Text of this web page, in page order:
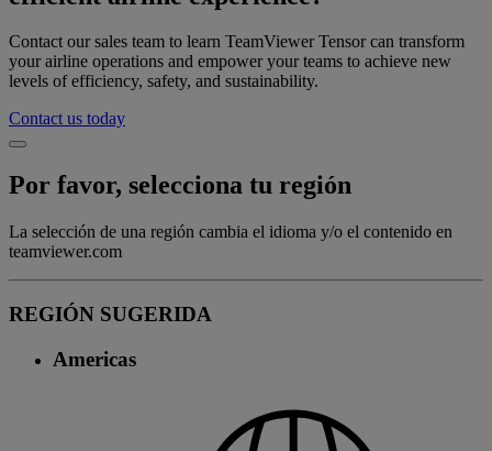
Contact our sales team to learn TeamViewer Tensor can transform
your airline operations and empower your teams to achieve new
levels of efficiency, safety, and sustainability.
Contact us today
Por favor, selecciona tu región
La selección de una región cambia el idioma y/o el contenido en
teamviewer.com
REGIÓN SUGERIDA
Americas